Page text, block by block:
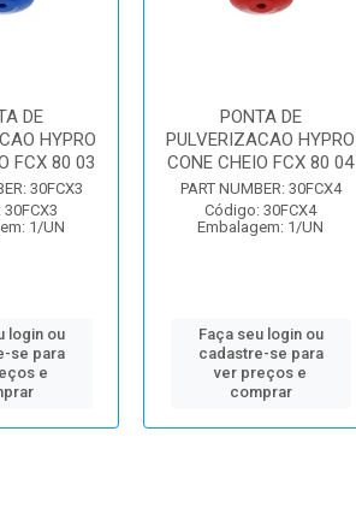
DE
HYPRO
FCX 80 03
30FCX3
1/UN
login ou
se para
e
PONTA DE
PULVERIZACAO HYPRO
CONE CHEIO FCX 80 04
PART NUMBER: 30FCX4
Código: 30FCX4
Embalagem: 1/UN
Faça seu login ou
cadastre-se para
ver preços e
comprar